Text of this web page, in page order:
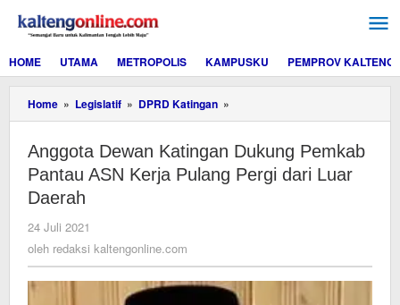
konten
HOME
UTAMA METROPOLIS KAMPUSKU PEMPROV KALTENG
Home » Legislatif » DPRD Katingan »
Dewan
Dukung
Pemkab
Pantau
dari
Luar
Daerah
Anggota Dewan Katingan Dukung Pemkab
Pantau ASN Kerja Pulang Pergi dari Luar
Daerah
24 Juli 2021
redaksi
kaltengonline.com
oleh redaksi kaltengonline.com